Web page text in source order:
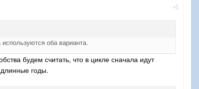
оба варианта.
будем считать, что в цикле сначала идут
годы.